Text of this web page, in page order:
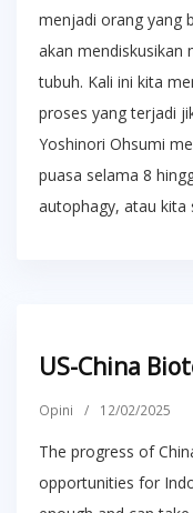
menjadi orang yang
akan mendiskusikan
tubuh. Kali ini kita
proses yang terjadi
Yoshinori Ohsumi
puasa selama 8
autophagy, atau kita
US-China
Opini / 12/02/2025
The progress of
opportunities for